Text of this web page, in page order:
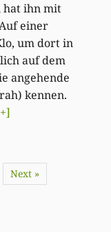
hat ihn mit
einer
um dort in
auf dem
angehende
kennen.
Next »